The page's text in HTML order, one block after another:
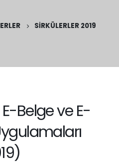
SIRKÜLERLER 2019
Belge ve E-